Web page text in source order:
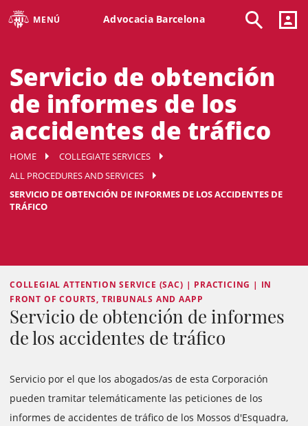
MENÚ Advocacia Barcelona
Servicio de obtención
de informes de los
accidentes de tráfico
HOME
COLLEGIATE SERVICES
ALL PROCEDURES AND SERVICES
SERVICIO DE OBTENCIÓN DE INFORMES DE LOS ACCIDENTES DE
TRÁFICO
COLLEGIAL ATTENTION SERVICE (SAC) | PRACTICING | IN
FRONT OF COURTS, TRIBUNALS AND AAPP
Servicio de obtención de informes
de los accidentes de tráfico
Servicio por el que los abogados/as de esta Corporación
pueden tramitar telemáticamente las peticiones de los
informes de accidentes de tráfico de los Mossos d'Esquadra,